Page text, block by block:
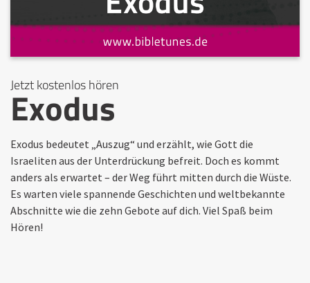
Jetzt kostenlos hören
Exodus
Exodus bedeutet „Auszug“ und erzählt, wie Gott die
Israeliten aus der Unterdrückung befreit. Doch es kommt
anders als erwartet – der Weg führt mitten durch die Wüste.
Es warten viele spannende Geschichten und weltbekannte
Abschnitte wie die zehn Gebote auf dich. Viel Spaß beim
Hören!